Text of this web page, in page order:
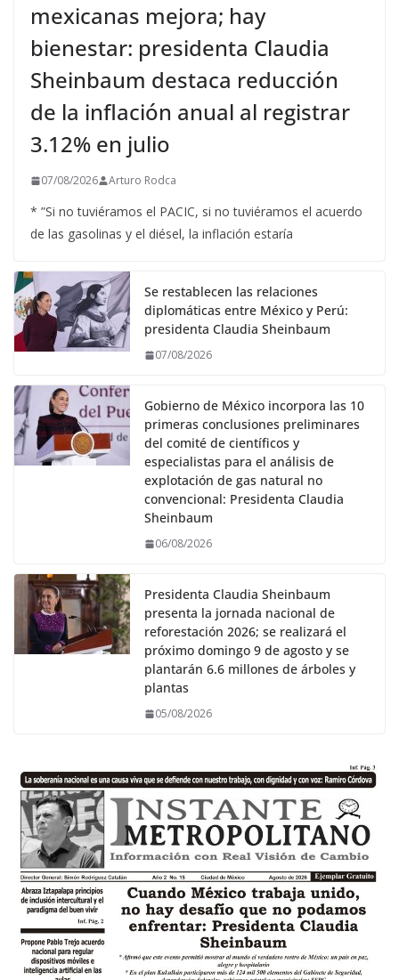
mexicanas mejora; hay
bienestar: presidenta Claudia
Sheinbaum destaca reducción
de la inflación anual al registrar
3.12% en julio
07/08/2026 Arturo Rodca
* ”Si no tuviéramos el PACIC, si no tuviéramos el acuerdo
de las gasolinas y el diésel, la inflación estaría
Se restablecen las relaciones
diplomáticas entre México y Perú:
presidenta Claudia Sheinbaum
07/08/2026
Gobierno de México incorpora las 10
primeras conclusiones preliminares
del comité de científicos y
especialistas para el análisis de
explotación de gas natural no
convencional: Presidenta Claudia
Sheinbaum
06/08/2026
Presidenta Claudia Sheinbaum
presenta la jornada nacional de
reforestación 2026; se realizará el
próximo domingo 9 de agosto y se
plantarán 6.6 millones de árboles y
plantas
05/08/2026